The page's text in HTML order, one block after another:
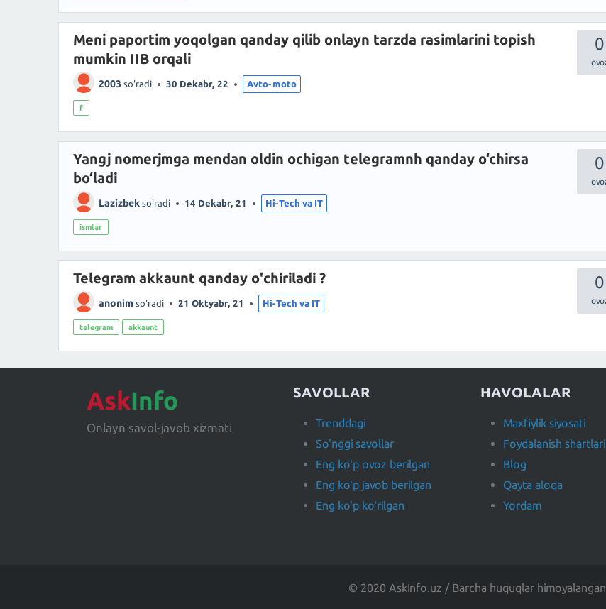
0
Meni paportim yoqolgan qanday qilib onlayn tarzda rasimlarini topish
mumkin IIB orqali
2003 so'radi 30 Dekabr, 22 Avto-moto
f
0
Yangj nomerjmga mendan oldin ochigan telegramnh qanday o‘chirsa
bo‘ladi
Lazizbek so'radi 14 Dekabr, 21 Hi-Tech va IT
ismlar
0
Telegram akkaunt qanday o'chiriladi ?
anonim so'radi 21 Oktyabr, 21 Hi-Tech va IT
telegram akkaunt
AskInfo
Onlayn savol-javob xizmati
SAVOLLAR
Trenddagi
So'nggi savollar
Eng ko'p ovoz berilgan
Eng ko'p javob berilgan
Eng ko'p ko'rilgan
HAVOLALAR
Maxfiylik siyosati
Foydalanish shartlari
Blog
Qayta aloqa
Yordam
© 2020 AskInfo.uz / Barcha huquqlar himoyalangan